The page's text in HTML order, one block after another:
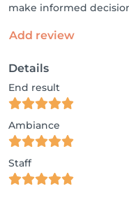
make informed
Add review
Details
End result
Ambiance
Staff